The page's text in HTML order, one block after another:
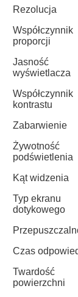
Rezolucja
Współczynnik
proporcji
Jasność
wyświetlacza
Współczynnik
kontrastu
Zabarwienie
Żywotność
podświetlenia
Kąt widzenia
Typ ekranu
dotykowego
Czas
Twardość
powierzchni